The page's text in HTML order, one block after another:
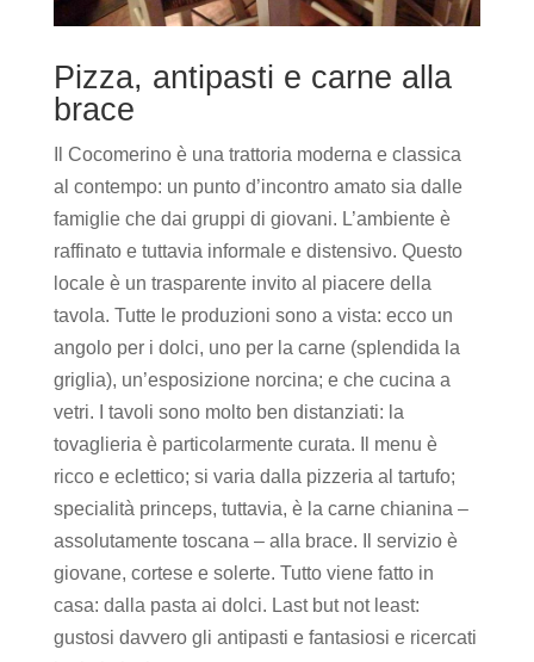
Pizza, antipasti e carne alla
brace
Il Cocomerino è una trattoria moderna e classica
al contempo: un punto d’incontro amato sia dalle
famiglie che dai gruppi di giovani. L’ambiente è
raffinato e tuttavia informale e distensivo. Questo
locale è un trasparente invito al piacere della
tavola. Tutte le produzioni sono a vista: ecco un
angolo per i dolci, uno per la carne (splendida la
griglia), un’esposizione norcina; e che cucina a
vetri. I tavoli sono molto ben distanziati: la
tovaglieria è particolarmente curata. Il menu è
ricco e eclettico; si varia dalla pizzeria al tartufo;
specialità princeps, tuttavia, è la carne chianina –
assolutamente toscana – alla brace. Il servizio è
giovane, cortese e solerte. Tutto viene fatto in
casa: dalla pasta ai dolci. Last but not least:
gustosi davvero gli antipasti e fantasiosi e ricercati